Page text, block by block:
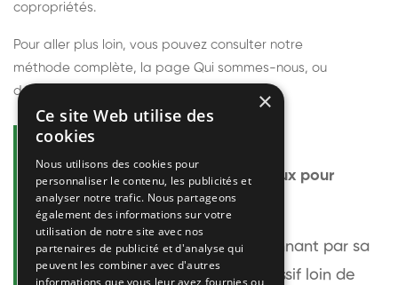
copropriétés.
Pour aller plus loin, vous pouvez consulter notre
méthode complète, la page Qui sommes-nous, ou
découvrir
Questions fréquentes
Le frelon européen est-il dangereux pour
l'homme ?
Le frelon européen est impressionnant par sa
taille mais relativement peu agressif loin de
×
Ce site Web utilise des
cookies
Nous utilisons des cookies pour
personnaliser le contenu, les publicités et
analyser notre trafic. Nous partageons
également des informations sur votre
utilisation de notre site avec nos
partenaires de publicité et d'analyse qui
peuvent les combiner avec d'autres
informations que vous leur avez fournies ou